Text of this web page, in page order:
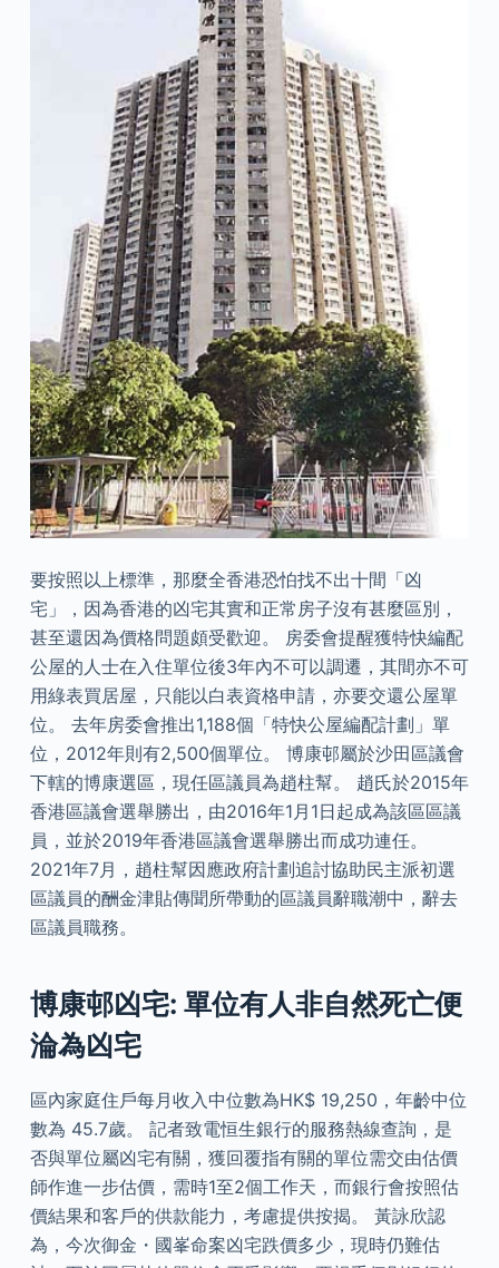
要按照以上標準，那麼全香港恐怕找不出十間「凶
宅」，因為香港的凶宅其實和正常房子沒有甚麼區別，
甚至還因為價格問題頗受歡迎。 房委會提醒獲特快編配
公屋的人士在入住單位後3年內不可以調遷，其間亦不可
用綠表買居屋，只能以白表資格申請，亦要交還公屋單
位。 去年房委會推出1,188個「特快公屋編配計劃」單
位，2012年則有2,500個單位。 博康邨屬於沙田區議會
下轄的博康選區，現任區議員為趙柱幫。 趙氏於2015年
香港區議會選舉勝出，由2016年1月1日起成為該區區議
員，並於2019年香港區議會選舉勝出而成功連任。
2021年7月，趙柱幫因應政府計劃追討協助民主派初選
區議員的酬金津貼傳聞所帶動的區議員辭職潮中，辭去
區議員職務。
博康邨凶宅: 單位有人非自然死亡便
淪為凶宅
區內家庭住戶每月收入中位數為HK$ 19,250，年齡中位
數為 45.7歲。 記者致電恒生銀行的服務熱線查詢，是
否與單位屬凶宅有關，獲回覆指有關的單位需交由估價
師作進一步估價，需時1至2個工作天，而銀行會按照估
價結果和客戶的供款能力，考慮提供按揭。 黃詠欣認
為，今次御金・國峯命案凶宅跌價多少，現時仍難估